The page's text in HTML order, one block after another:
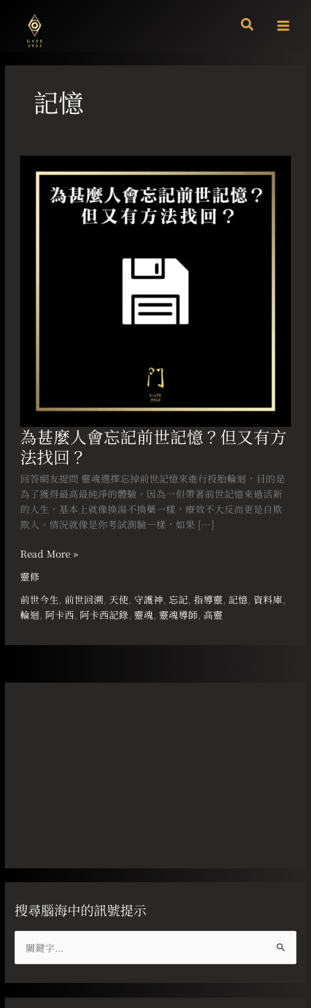
內
記憶
為甚麼人會忘記前世記憶？但又有方
法找回？
回答網友提問 靈魂選擇忘掉前世記憶來進行投胎輪迴，目的是
為了獲得最高最純淨的體驗。因為一但帶著前世記憶來過活新
的人生，基本上就像換湯不換藥一樣，療效不大反而更是自欺
欺人。情況就像是你考試測驗一樣，如果 […]
回？
Read More »
靈修
前世今生 ,前世回溯, 天使,守護神, 忘記,指導靈,記憶, 資料庫,
輪迴, 阿卡西, 阿卡西記錄,靈魂,靈魂導師, 高靈
搜尋腦海中的訊號提示
尋
關